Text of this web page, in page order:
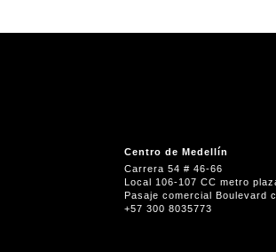
Centro de Medellín
Carrera 54 # 46-66
Local 106-107 CC metro
Pasaje comercial Boulevard
+57 300 8035773